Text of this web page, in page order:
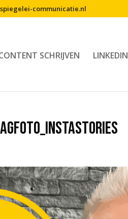
communicatie.nl
SCHRIJVEN LINKEDIN